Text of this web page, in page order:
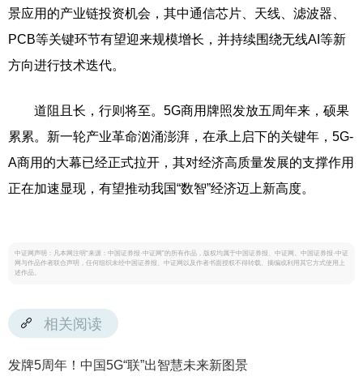
景应用的产业链投资机会，其中通信芯片、天线、滤波器、
PCB等关键环节有望迎来规模增长，并持续围绕无线AI等新
方向进行技术迭代。
道阻且长，行则将至。5G商用牌照发放五周年来，硕果
累累。新一轮产业革命汹涌澎湃，在承上启下的关键年，5G-
A商用的大幕已经正式拉开，其对经济高质量发展的支撑作用
正在加速显现，有望推动我国“数智”经济迈上新高度。
中证网声明：凡本网注明“来源：中国证券报·中证网”的所有作品，版权均属于中国证券报、中证网。中国证券报·中证
网与作品作者联合声明，任何组织未经中国证券报、中证网以及作者书面授权不得转载、摘编或利用其它方式使用上
述作品。
相关阅读
发牌5周年！中国5G“联”出智慧未来新图景